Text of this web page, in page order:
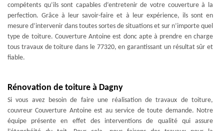
compétents qu’ils sont capables d’entretenir de votre couverture à la
perfection. Grâce à leur savoir-faire et à leur expérience, ils sont en
mesure d’intervenir dans toutes sortes de situations et sur n’importe quel
type de toiture. Couverture Antoine est donc apte à prendre en charge
tous travaux de toiture dans le 77320, en garantissant un résultat sûr et
fiable.
Rénovation de toiture à Dagny
Si vous avez besoin de faire une réalisation de travaux de toiture,
couvreur Couverture Antoine est au service de toute demande. Notre
équipe présente en effet des interventions de qualité qui assure